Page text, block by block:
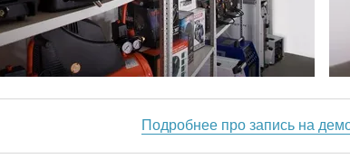
Подробнее про запись на